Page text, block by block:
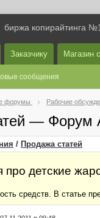
биржа копирайтинга №1
Заказчику Магазин
сообщения
форумы Рабочие
— Форум
/ Продажа статей
про детские
средств. В статье